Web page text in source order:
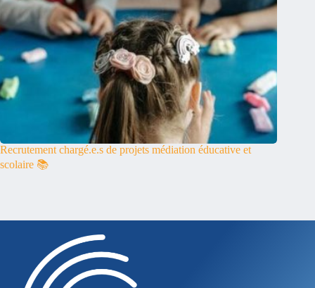
Recrutement chargé.e.s de projets médiation éducative et
scolaire 📚